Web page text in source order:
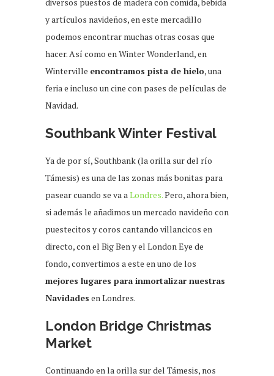
y artículos navideños, en este mercadillo
podemos encontrar muchas otras cosas que
hacer. Así como en Winter Wonderland, en
Winterville encontramos pista de hielo, una
feria e incluso un cine con pases de películas de
Navidad.
Southbank Winter Festival
Ya de por sí, Southbank (la orilla sur del río
Támesis) es una de las zonas más bonitas para
pasear cuando se va aLondres.Pero, ahora bien,
si además le añadimos un mercado navideño con
puestecitos y coros cantando villancicos en
directo, con el Big Ben y el London Eye de
fondo, convertimos a este en uno de los
mejores lugares para inmortalizar nuestras
Navidades en Londres.
London Bridge Christmas
Market
Continuando en la orilla sur del Támesis, nos